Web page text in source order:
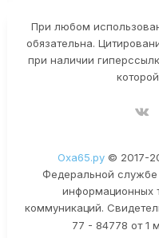
При любом
обязательна.
при наличии
Оха65.ру© 2017-
Федеральной
информационных
коммуникаций.
77 - 84778 от 1